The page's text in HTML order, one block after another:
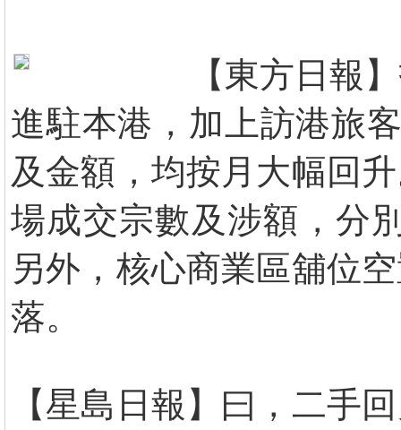
【東方日報
進駐本港，加上訪港旅
及金額，均按月大幅回
場成交宗數及涉額，分
另外，核心商業區舖位
落。
【星島日報】曰，二手